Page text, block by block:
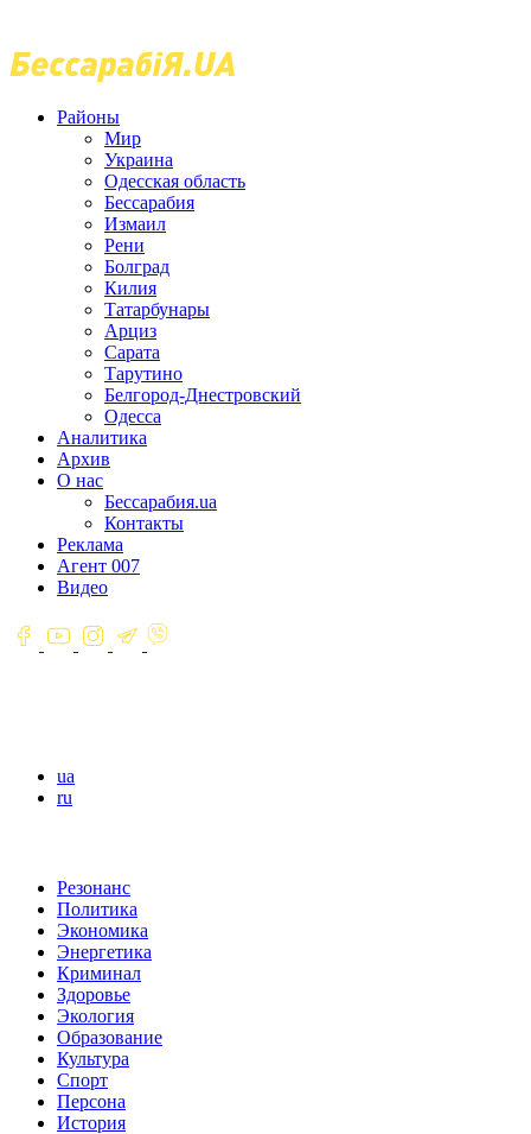
Районы
Мир
Украина
Одесская область
Бессарабия
Измаил
Рени
Болград
Килия
Татарбунары
Арциз
Сарата
Тарутино
Белгород-Днестровский
Одесса
Аналитика
Архив
О нас
Бессарабия.ua
Контакты
Реклама
Агент 007
Видео
ua
ru
Резонанс
Политика
Экономика
Энергетика
Криминал
Здоровье
Экология
Образование
Культура
Спорт
Персона
История